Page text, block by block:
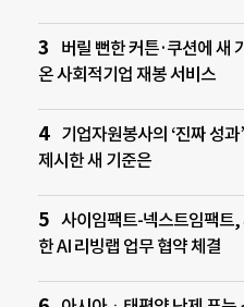
버릴 뻔한 커튼·쿠션에 새
온 사회적기업 재봉 서비스
기업자원봉사의 ‘진짜 성
제시한 새 기준은
사이임팩트-넥스트임팩트,
한 AI 리빙랩 업무 협약 체결